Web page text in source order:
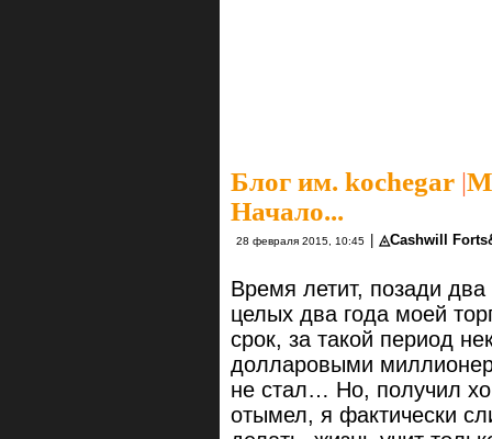
Блог им. kochegar |
Начало...
28 февраля 2015, 10:45 | ◬Cashwill
Время летит, позади
целых два года моей
срок, за такой период
долларовыми
не стал… Но, получил
отымел, я фактически